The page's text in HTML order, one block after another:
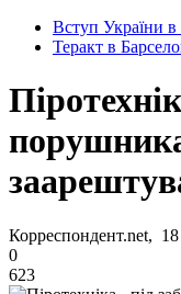
Вступ України
Теракт в
Корреспондент.net, 18
0
623